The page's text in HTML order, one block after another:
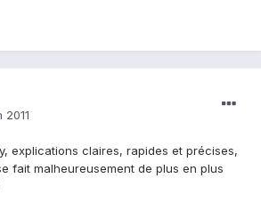
2011
explications claires, rapides et précises,
fait malheureusement de plus en plus